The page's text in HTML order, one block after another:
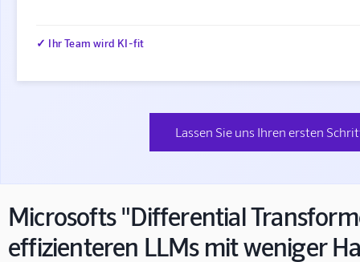
✓ Ihr Team wird KI-fit
Lassen Sie uns Ihren ersten
Microsofts "Differential
effizienteren LLMs mit weniger